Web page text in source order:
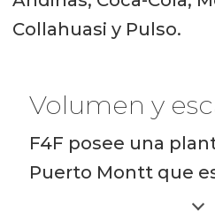
Collahuasi y Pulso.
Volumen y
F4F posee una
Puerto Montt que
a su capacidad